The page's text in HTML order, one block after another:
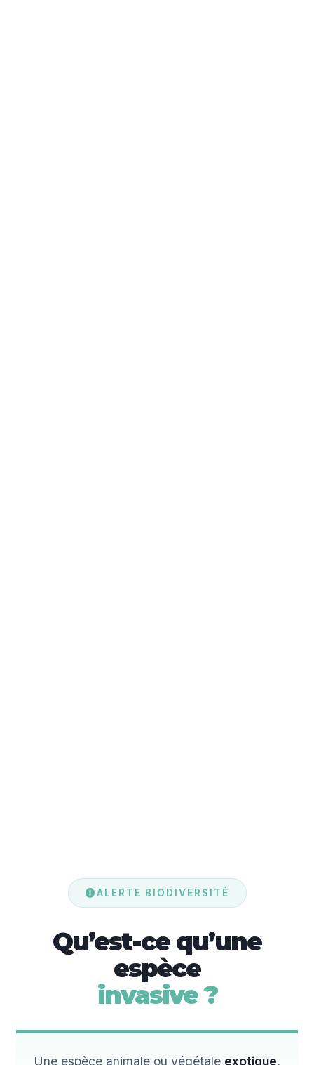
ALERTE BIODIVERSITÉ
Qu’est-ce qu’une
espèce
invasive ?
Une espèce animale ou végétale exotique,